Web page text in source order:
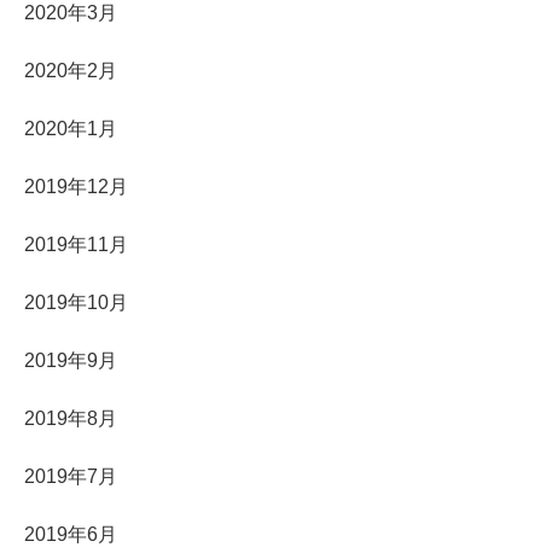
2020年3月
2020年2月
2020年1月
2019年12月
2019年11月
2019年10月
2019年9月
2019年8月
2019年7月
2019年6月